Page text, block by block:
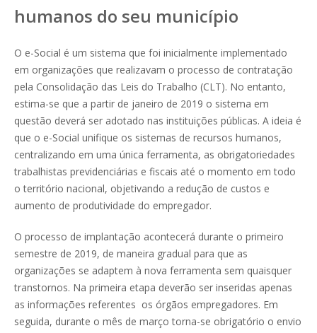
humanos do seu município
O e-Social é um sistema que foi inicialmente implementado
em organizações que realizavam o processo de contratação
pela Consolidação das Leis do Trabalho (CLT). No entanto,
estima-se que a partir de janeiro de 2019 o sistema em
questão deverá ser adotado nas instituições públicas. A ideia é
que o e-Social unifique os sistemas de recursos humanos,
centralizando em uma única ferramenta, as obrigatoriedades
trabalhistas previdenciárias e fiscais até o momento em todo
o território nacional, objetivando a redução de custos e
aumento de produtividade do empregador.
O processo de implantação acontecerá durante o primeiro
semestre de 2019, de maneira gradual para que as
organizações se adaptem à nova ferramenta sem quaisquer
transtornos. Na primeira etapa deverão ser inseridas apenas
as informações referentes os órgãos empregadores. Em
seguida, durante o mês de março torna-se obrigatório o envio